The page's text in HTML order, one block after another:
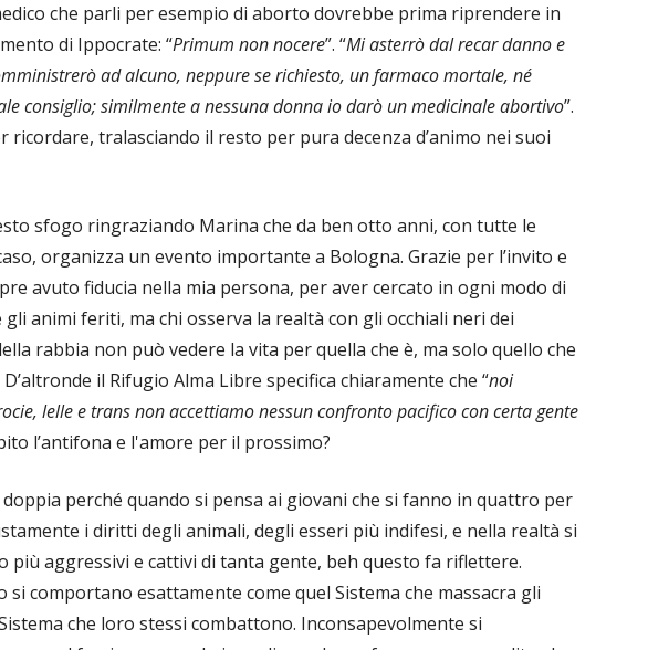
che parli per esempio di aborto dovrebbe prima riprendere in
di Ippocrate: “Primum non nocere”. “Mi asterrò dal recar danno e
ad alcuno, neppure se richiesto, un farmaco mortale, né
consiglio; similmente a nessuna donna io darò un medicinale abortivo”.
ricordare, tralasciando il resto per pura decenza d’animo nei suoi
sfogo ringraziando Marina che da ben otto anni, con tutte le
organizza un evento importante a Bologna. Grazie per l’invito e
avuto fiducia nella mia persona, per aver cercato in ogni modo di
animi feriti, ma chi osserva la realtà con gli occhiali neri dei
rabbia non può vedere la vita per quella che è, ma solo quello che
il Rifugio Alma Libre specifica chiaramente che “noi
lelle e trans non accettiamo nessun confronto pacifico con certa gente
l’antifona e l'amore per il prossimo?
doppia perché quando si pensa ai giovani che si fanno in quattro per
i diritti degli animali, degli esseri più indifesi, e nella realtà si
più aggressivi e cattivi di tanta gente, beh questo fa riflettere.
si comportano esattamente come quel Sistema che massacra gli
che loro stessi combattono. Inconsapevolmente si